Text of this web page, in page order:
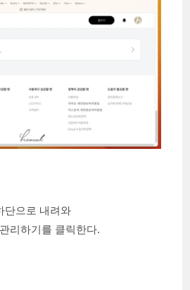
단으로 내려와
리하기를 클릭한다.